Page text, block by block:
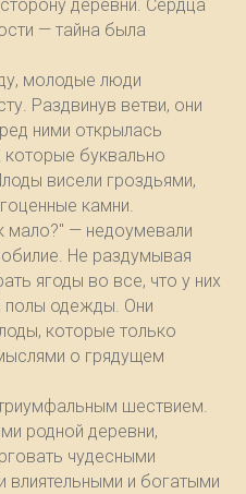
деревни. Сердца
— тайна была
молодые люди
Раздвинув ветви, они
ними открылась
которые буквально
висели гроздьями,
камни.
мало?" — недоумевали
Не раздумывая
ягоды во все, что у них
полы одежды. Они
которые только
о грядущем
шествием.
родной деревни,
чудесными
влиятельными и богатыми